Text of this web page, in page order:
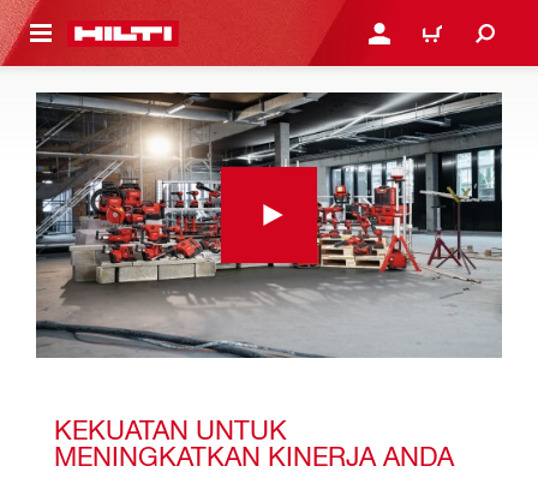
CONTENT LOGIN OR REGISTER
CART
KEKUATAN UNTUK
MENINGKATKAN KINERJA ANDA